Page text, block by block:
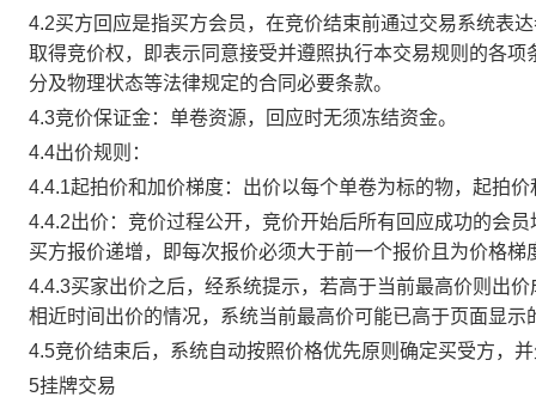
4.2买方回应是指买方会员，在竞价结束前通过交易系统表
取得竞价权，即表示同意接受并遵照执行本交易规则的各
分及物理状态等法律规定的合同必要条款。
4.3竞价保证金：单卷资源，回应时无须冻结资金。
4.4出价规则：
4.4.1起拍价和加价梯度：出价以每个单卷为标的物，起拍
4.4.2出价：竞价过程公开，竞价开始后所有回应成功的会
买方报价递增，即每次报价必须大于前一个报价且为价格
4.4.3买家出价之后，经系统提示，若高于当前最高价则出
相近时间出价的情况，系统当前最高价可能已高于页面显示
4.5竞价结束后，系统自动按照价格优先原则确定买受方，
5挂牌交易